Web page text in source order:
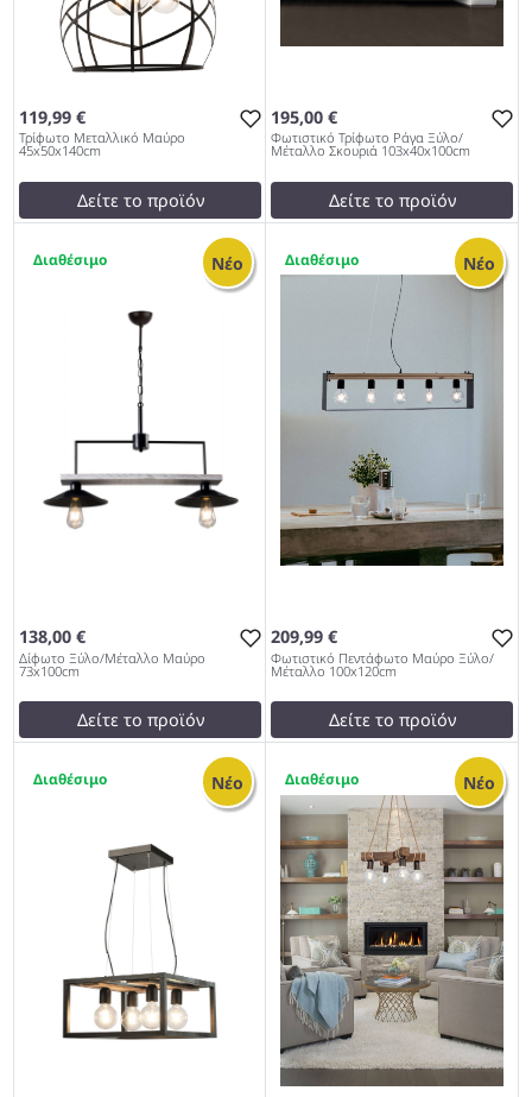
119,99 €
Τρίφωτο Μεταλλικό Μαύρο
45x50x140cm
Δείτε το προϊόν
119,99 €
testFalse
Τρίφωτο Μεταλλικό Μαύρο
45x50x140cm 953
195,00 €
Φωτιστικό Τρίφωτο Ράγα Ξύλο/
Μέταλλο Σκουριά 103x40x100cm
Δείτε το προϊόν
185,00 €
testFalse
Φωτιστικό Τρίφωτο Ράγα
Ξύλο/Μέταλλο Σκουριά
103x40x100cm 953
Νέο
138,00 €
Δίφωτο Ξύλο/Μέταλλο Μαύρο
73x100cm
Δείτε το προϊόν
Δίφωτο Ξύλο/Μέταλλο
Μαύρο 73x100cm 953
Νέο
209,99 €
Φωτιστικό Πεντάφωτο Μαύρο Ξύλο/
Μέταλλο 100x120cm
Δείτε το προϊόν
testFalse
Φωτιστικό Πεντάφωτο
Μαύρο Ξύλο/Μέταλλο
100x120cm 953
Νέο Νέο